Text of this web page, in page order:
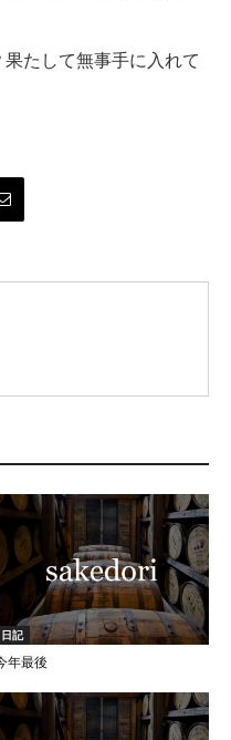
たして無事手に入れて
日記
年最後